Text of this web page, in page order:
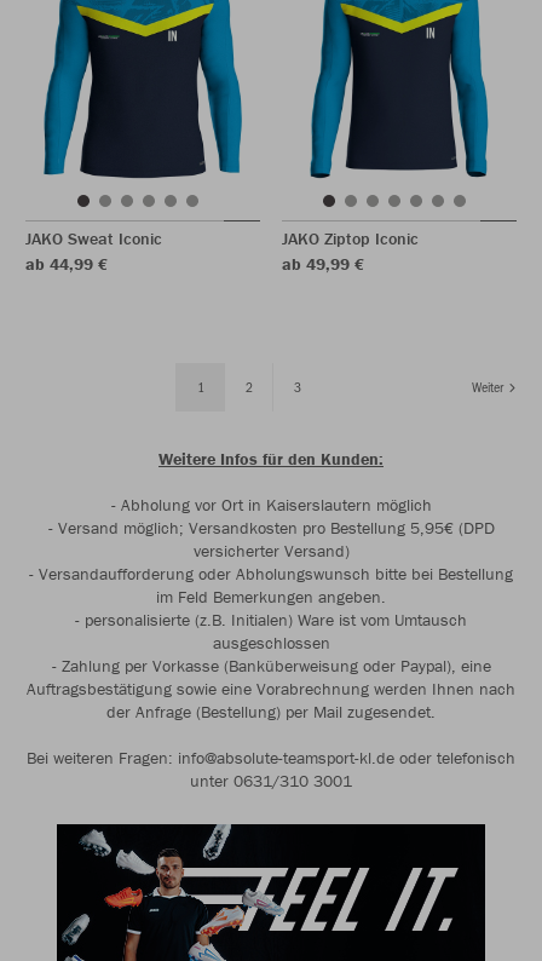
JAKO Sweat Iconic
ab 44,99 €
JAKO Ziptop Iconic
ab 49,99 €
1 2 3 Weiter
Weitere Infos für den Kunden:
- Abholung vor Ort in Kaiserslautern möglich
- Versand möglich; Versandkosten pro Bestellung 5,95€ (DPD
versicherter Versand)
- Versandaufforderung oder Abholungswunsch bitte bei Bestellung
im Feld Bemerkungen angeben.
- personalisierte (z.B. Initialen) Ware ist vom Umtausch
ausgeschlossen
- Zahlung per Vorkasse (Banküberweisung oder Paypal), eine
Auftragsbestätigung sowie eine Vorabrechnung werden Ihnen nach
der Anfrage (Bestellung) per Mail zugesendet.
Bei weiteren Fragen: info@absolute-teamsport-kl.de oder telefonisch
unter 0631/310 3001